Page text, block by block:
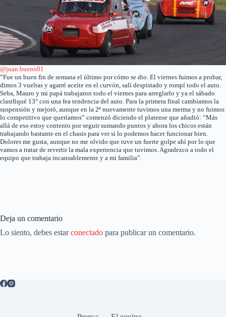
@juan.bueno01
“Fue un buen fin de semana el último por cómo se dio. El viernes fuimos a probar,
dimos 3 vueltas y agarré aceite en el curvón, salí despistado y rompí todo el auto.
Seba, Mauro y mi papá trabajaron todo el viernes para arreglarlo y ya el sábado
clasifiqué 13° con una fea tendencia del auto. Para la primera final cambiamos la
suspensión y mejoró, aunque en la 2ª nuevamente tuvimos una merma y no fuimos
lo competitivo que queríamos” comenzó diciendo el platense que añadió: “Más
allá de eso estoy contento por seguir sumando puntos y ahora los chicos están
trabajando bastante en el chasis para ver si lo podemos hacer funcionar bien.
Dolores me gusta, aunque no me olvido que tuve un fuerte golpe ahí por lo que
vamos a tratar de revertir la mala experiencia que tuvimos. Agradezco a todo el
equipo que trabaja incansablemente y a mi familia”.
Deja un comentario
Lo siento, debes estarconectado para publicar un comentario.